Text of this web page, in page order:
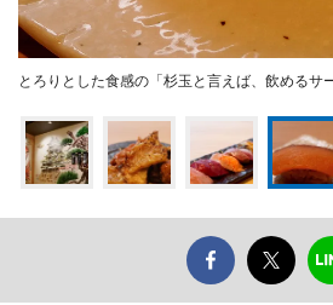
とろりとした食感の「杉玉と言えば、飲めるサ